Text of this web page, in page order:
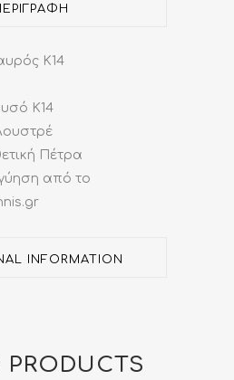
K14
K14
Πέτρα
από το
INFORMATION
PRODUCTS